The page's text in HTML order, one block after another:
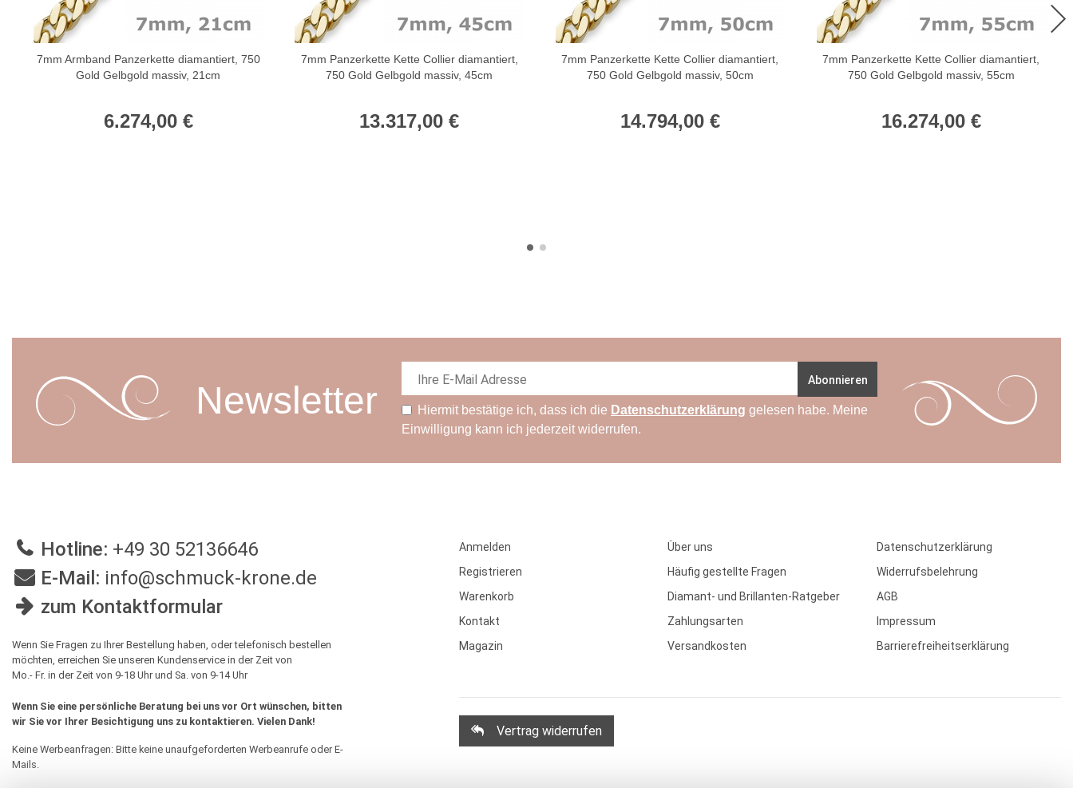
7mm Armband Panzerkette diamantiert, 750
Gold Gelbgold massiv, 21cm
6.274,00 €
7mm Panzerkette Kette Collier diamantiert,
750 Gold Gelbgold massiv, 45cm
13.317,00 €
7mm Panzerkette Kette Collier diamantiert,
750 Gold Gelbgold massiv, 50cm
14.794,00 €
7mm Panzerkette Kette Collier diamantiert,
750 Gold Gelbgold massiv, 55cm
16.274,00 €
Newsletter Abonnieren
Hiermit bestätige ich, dass ich die Daten­schutz­erklärung gelesen habe. Meine
Einwilligung kann ich jederzeit widerrufen.
Hotline: +49 30 52136646
E-Mail: info@schmuck-krone.de
zum Kontaktformular
Wenn Sie Fragen zu Ihrer Bestellung haben, oder telefonisch bestellen
möchten, erreichen Sie unseren Kundenservice in der Zeit von
Mo.- Fr. in der Zeit von 9-18 Uhr und Sa. von 9-14 Uhr
Wenn Sie eine persönliche Beratung bei uns vor Ort wünschen, bitten
wir Sie vor Ihrer Besichtigung uns zu kontaktieren. Vielen Dank!
Keine Werbeanfragen: Bitte keine unaufgeforderten Werbeanrufe oder E-
Mails.
Anmelden
Registrieren
Warenkorb
Kontakt
Magazin
Über uns
Häufig gestellte Fragen
Diamant- und Brillanten-Ratgeber
Zahlungsarten
Versandkosten
Datenschutzerklärung
Widerrufsbelehrung
AGB
Impressum
Barrierefreiheitserklärung
Vertrag widerrufen